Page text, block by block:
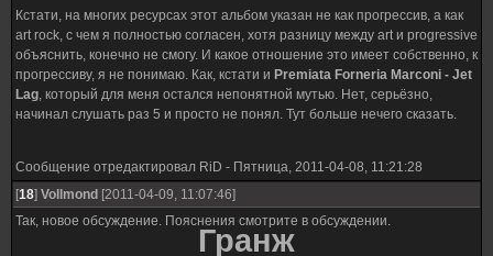
Кстати, на многих ресурсах этот альбом указан не как прогрессив, а как
art rock, с чем я полностью согласен, хотя разницу между art и progressive
объяснить, конечно не смогу. И какое отношение это имеет собственно, к
прогрессиву, я не понимаю. Как, кстати и Premiata Forneria Marconi - Jet
Lag, который для меня остался непонятной мутью. Нет, серьёзно,
начинал слушать раз 5 и просто не понял. Тут больше нечего сказать.
Сообщение отредактировал RiD - Пятница, 2011-04-08, 11:21:28
[18] Vollmond [2011-04-09, 11:07:46]
Так, новое обсуждение. Пояснения смотрите в обсуждении.
Гранж